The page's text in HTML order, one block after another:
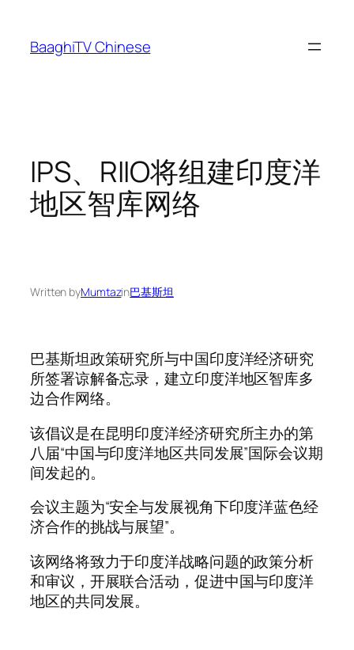
content
BaaghiTV Chinese
IPS、RIIO将组建印度洋
地区智库网络
Written byMumtazin巴基斯坦
巴基斯坦政策研究所与中国印度洋经济研究
所签署谅解备忘录，建立印度洋地区智库多
边合作网络。
该倡议是在昆明印度洋经济研究所主办的第
八届“中国与印度洋地区共同发展”国际会议期
间发起的。
会议主题为“安全与发展视角下印度洋蓝色经
济合作的挑战与展望”。
该网络将致力于印度洋战略问题的政策分析
和审议，开展联合活动，促进中国与印度洋
地区的共同发展。